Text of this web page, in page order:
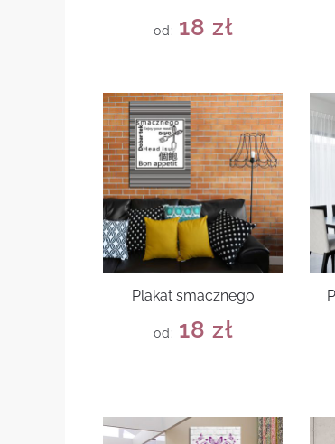
od: 18 zł
Plakat smacznego
od: 18 zł